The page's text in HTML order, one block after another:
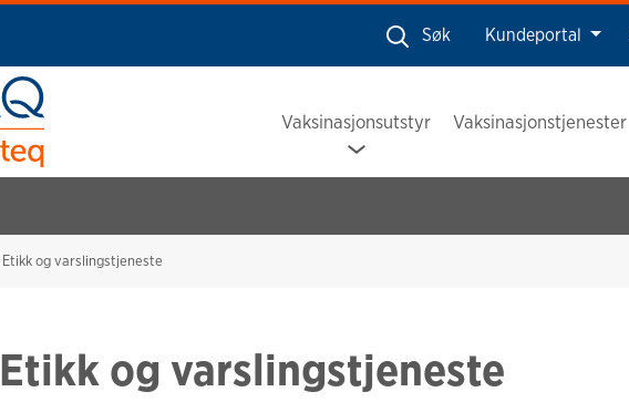
Søk Kundeportal
Vaksinasjonsutstyr Vaksinasjonstjenester
Etikk og varslingstjeneste
Etikk og varslingstjeneste